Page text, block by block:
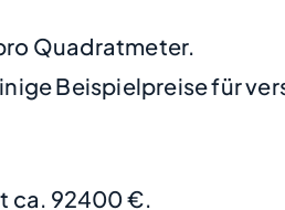
Quadratmeter.
Beispielpreise für
ca. 92400 €.